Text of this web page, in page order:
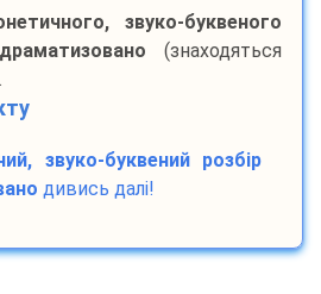
звуко-буквеного
драматизовано (знаходяться
звуко-буквений розбір
дивись далі!